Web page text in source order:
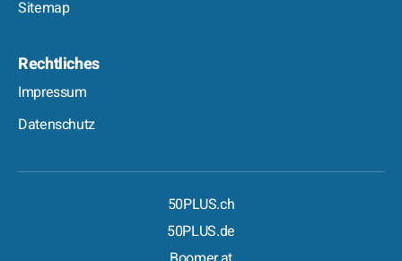
Sitemap
Rechtliches
Impressum
Datenschutz
50PLUS.ch
50PLUS.de